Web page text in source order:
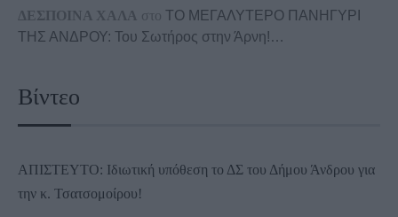
ΔΕΣΠΟΙΝΑ ΧΑΛΑ στο ΤΟ ΜΕΓΑΛΥΤΕΡΟ ΠΑΝΗΓΥΡΙ
ΤΗΣ ΑΝΔΡΟΥ: Του Σωτήρος στην Άρνη!…
Βίντεο
ΑΠΙΣΤΕΥΤΟ: Ιδιωτική υπόθεση το ΔΣ του Δήμου Άνδρου για
την κ. Τσατσομοίρου!